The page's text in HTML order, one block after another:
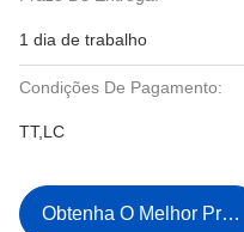
1 dia de trabalho
Condições De Pagamento:
TT,LC
Obtenha O Melhor Preço